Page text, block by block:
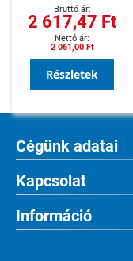
2 617,47 Ft
2 061,00 Ft
Részletek
Cégünk adatai
Kapcsolat
Információ